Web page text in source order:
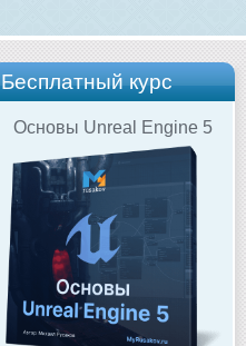
Бесплатный курс
Основы Unreal Engine 5